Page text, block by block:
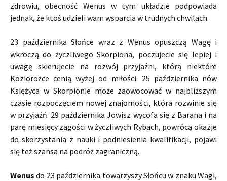
zdrowiu, obecność Wenus w tym układzie podpowiada
jednak, że ktoś udzieli wam wsparcia w trudnych chwilach.
23 października Słońce wraz z Wenus opuszczą Wagę i
wkroczą do życzliwego Skorpiona, poczujecie się lepiej i
uwagę skierujecie na rozwój przyjaźni, którą niektóre
Koziorożce cenią wyżej od miłości. 25 października nów
Księżyca w Skorpionie może zaowocować w najbliższym
czasie rozpoczęciem nowej znajomości, która rozwinie się
w przyjaźń. 29 października Jowisz wycofa się z Barana i na
parę miesięcy zagości w życzliwych Rybach, powrócą okazje
do skorzystania z nauki i podniesienia kwalifikacji, pojawi
się też szansa na podróż zagraniczną.
Wenus do 23 października towarzyszy Słońcu w znaku Wagi,